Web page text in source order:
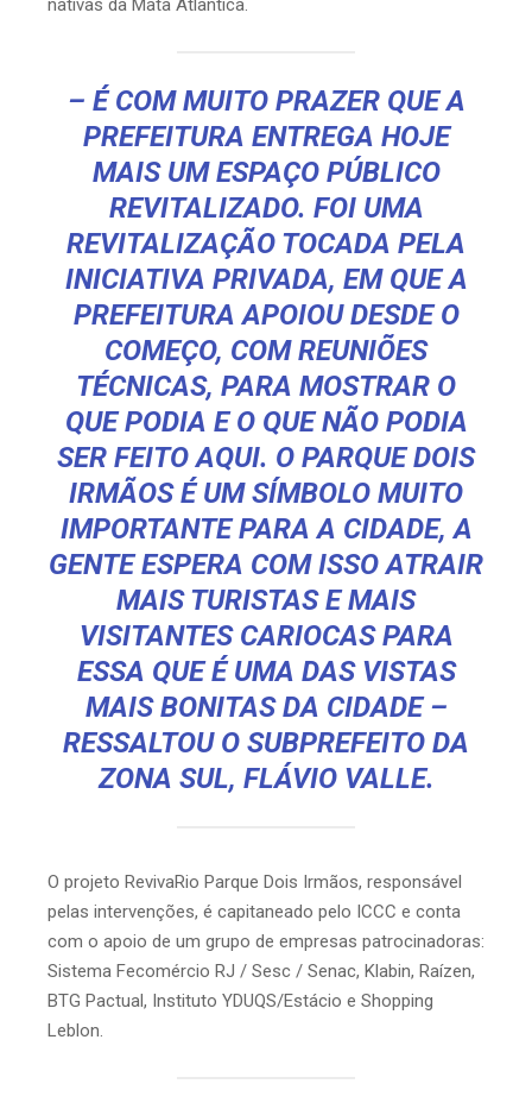
nativas da Mata Atlântica.
– É COM MUITO PRAZER QUE A
PREFEITURA ENTREGA HOJE
MAIS UM ESPAÇO PÚBLICO
REVITALIZADO. FOI UMA
REVITALIZAÇÃO TOCADA PELA
INICIATIVA PRIVADA, EM QUE A
PREFEITURA APOIOU DESDE O
COMEÇO, COM REUNIÕES
TÉCNICAS, PARA MOSTRAR O
QUE PODIA E O QUE NÃO PODIA
SER FEITO AQUI. O PARQUE DOIS
IRMÃOS É UM SÍMBOLO MUITO
IMPORTANTE PARA A CIDADE, A
GENTE ESPERA COM ISSO ATRAIR
MAIS TURISTAS E MAIS
VISITANTES CARIOCAS PARA
ESSA QUE É UMA DAS VISTAS
MAIS BONITAS DA CIDADE –
RESSALTOU O SUBPREFEITO DA
ZONA SUL, FLÁVIO VALLE.
O projeto RevivaRio Parque Dois Irmãos, responsável
pelas intervenções, é capitaneado pelo ICCC e conta
com o apoio de um grupo de empresas patrocinadoras:
Sistema Fecomércio RJ / Sesc / Senac, Klabin, Raízen,
BTG Pactual, Instituto YDUQS/Estácio e Shopping
Leblon.